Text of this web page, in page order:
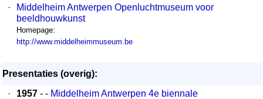
·
Middelheim Antwerpen Openluchtmuseum voor
beeldhouwkunst
Homepage:
http://www.middelheimmuseum.be
Presentaties (overig):
·
1957 - - Middelheim Antwerpen 4e biennale